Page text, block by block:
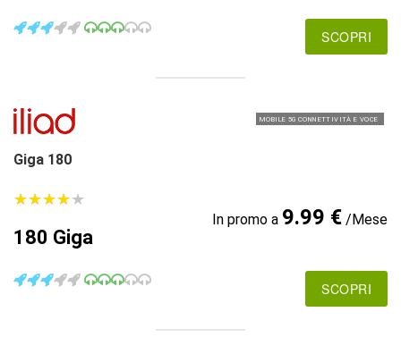
SCOPRI
MOBILE 5G CONNETTIVITÀ E VOCE
Giga 180
★★★★★
★★★★★
180 Giga
In promo a 9.99 €/Mese
SCOPRI